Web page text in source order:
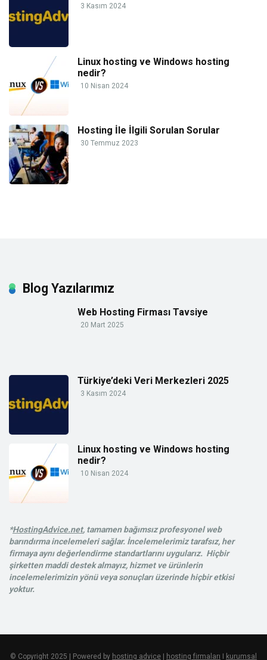
3 Kasım 2024
Linux hosting ve Windows hosting
nedir?
10 Nisan 2024
Hosting İle İlgili Sorulan Sorular
30 Temmuz 2023
Blog Yazılarımız
Web Hosting Firması Tavsiye
20 Mart 2025
Türkiye’deki Veri Merkezleri 2025
3 Kasım 2024
Linux hosting ve Windows hosting
nedir?
10 Nisan 2024
*HostingAdvice.net, tamamen bağımsız profesyonel web
barındırma incelemeleri sağlar. İncelemelerimiz tarafsız, her
firmaya aynı değerlendirme standartlarını uygularız. Hiçbir
şirketten maddi destek almayız, hizmet ve ürünlerin
incelemelerimizin yönü veya sonuçları üzerinde hiçbir etkisi
yoktur.
© Copyright 2025 | Powered by hosting advice hosting firmaları kurumsal